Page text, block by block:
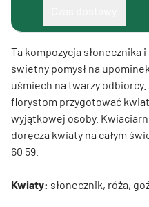
Ta kompozycja
świetny pomysł na
uśmiech na twarzy
florystom przygotować
wyjątkowej osoby.
doręcza kwiaty na całym
60 59.
Kwiaty: słonecznik, róża,